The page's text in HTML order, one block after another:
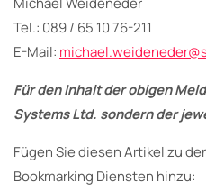
Tel.: 089 / 65 10 76-211
E-Mail:
Für den Inhalt der obigen
Systems Ltd. sondern der
Fügen Sie diesen Artikel zu
Bookmarking Diensten hinzu: